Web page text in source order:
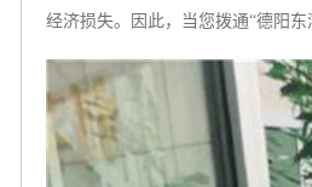
经济损失。因此，当您拨通“德阳